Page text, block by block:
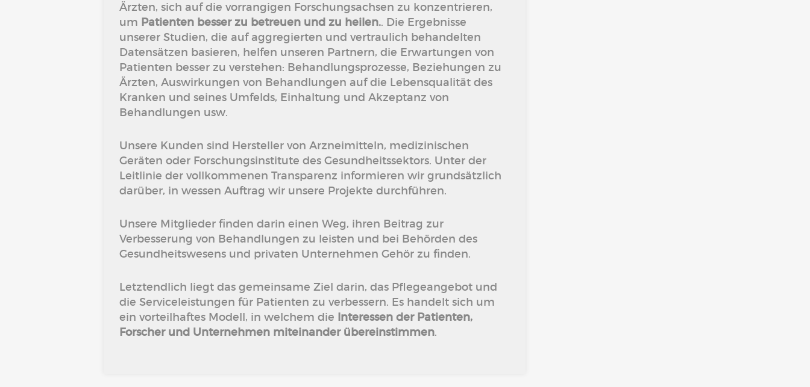
Ärzten, sich auf die vorrangigen Forschungsachsen zu konzentrieren,
um Patienten besser zu betreuen und zu heilen.. Die Ergebnisse
unserer Studien, die auf aggregierten und vertraulich behandelten
Datensätzen basieren, helfen unseren Partnern, die Erwartungen von
Patienten besser zu verstehen: Behandlungsprozesse, Beziehungen zu
Ärzten, Auswirkungen von Behandlungen auf die Lebensqualität des
Kranken und seines Umfelds, Einhaltung und Akzeptanz von
Behandlungen usw.
Unsere Kunden sind Hersteller von Arzneimitteln, medizinischen
Geräten oder Forschungsinstitute des Gesundheitssektors. Unter der
Leitlinie der vollkommenen Transparenz informieren wir grundsätzlich
darüber, in wessen Auftrag wir unsere Projekte durchführen.
Unsere Mitglieder finden darin einen Weg, ihren Beitrag zur
Verbesserung von Behandlungen zu leisten und bei Behörden des
Gesundheitswesens und privaten Unternehmen Gehör zu finden.
Letztendlich liegt das gemeinsame Ziel darin, das Pflegeangebot und
die Serviceleistungen für Patienten zu verbessern. Es handelt sich um
ein vorteilhaftes Modell, in welchem die Interessen der Patienten,
Forscher und Unternehmen miteinander übereinstimmen.